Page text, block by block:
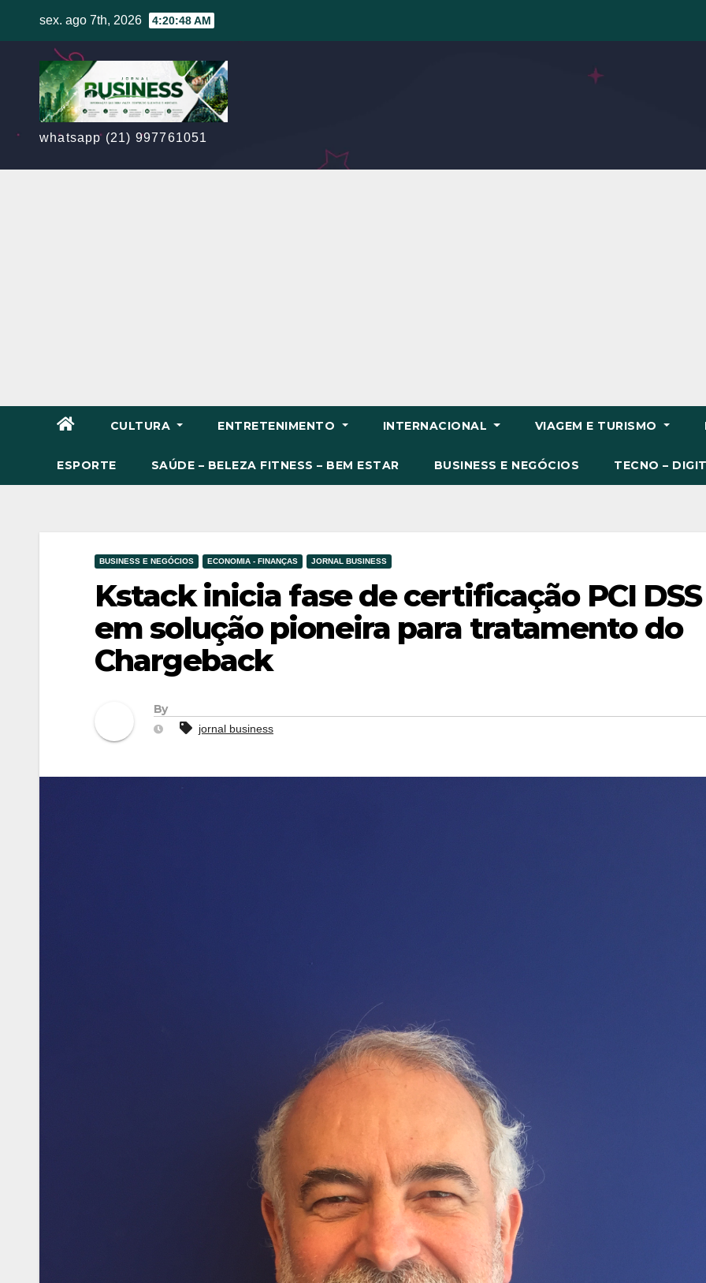
content
sex. ago 7th, 2026 4:20:49 AM
whatsapp (21) 997761051
CULTURA ENTRETENIMENTO INTERNACIONAL VIAGEM E TURISMO
ESPORTE SAÚDE – BELEZA FITNESS – BEM ESTAR BUSINESS E NEGÓCIOS TECNO –
BUSINESS E NEGÓCIOS ECONOMIA - FINANÇAS JORNAL BUSINESS
Kstack inicia fase de certificação PCI DSS
em solução pioneira para tratamento do
Chargeback
By
jornal business